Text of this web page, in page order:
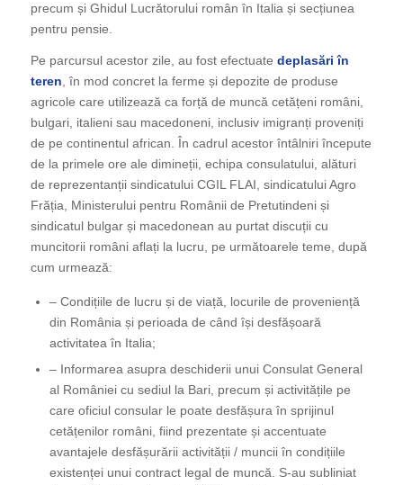
precum și Ghidul Lucrătorului român în Italia și secțiunea
pentru pensie.
Pe parcursul acestor zile, au fost efectuate deplasări în
teren, în mod concret la ferme și depozite de produse
agricole care utilizează ca forță de muncă cetățeni români,
bulgari, italieni sau macedoneni, inclusiv imigranți proveniți
de pe continentul african. În cadrul acestor întâlniri începute
de la primele ore ale dimineții, echipa consulatului, alături
de reprezentanții sindicatului CGIL FLAI, sindicatului Agro
Frăția, Ministerului pentru Românii de Pretutindeni și
sindicatul bulgar și macedonean au purtat discuții cu
muncitorii români aflați la lucru, pe următoarele teme, după
cum urmează:
– Condițiile de lucru și de viață, locurile de proveniență
din România și perioada de când își desfășoară
activitatea în Italia;
– Informarea asupra deschiderii unui Consulat General
al României cu sediul la Bari, precum și activitățile pe
care oficiul consular le poate desfășura în sprijinul
cetățenilor români, fiind prezentate și accentuate
avantajele desfășurării activității / muncii în condițiile
existenței unui contract legal de muncă. S-au subliniat